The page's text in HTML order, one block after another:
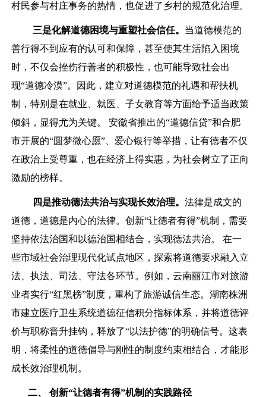
村民参与村庄事务的热情，也促进了乡村的规范化治理。
三是化解道德困境与重塑社会信任。 当道德模范的
善行得不到应有的认可和保障，甚至使其生活陷入困境
时，不仅会挫伤行善者的积极性，也可能导致社会出
现“道德冷漠”。因此，建立对道德模范的礼遇和帮扶机
制，特别是在就业、就医、子女教育等方面给予适当政策
倾斜，显得尤为关键。 安徽省推出的“道德信贷”和合肥
市开展的“圆梦微心愿”、爱心银行等举措，让有德者不仅
在政治上受尊重，也在经济上得实惠，为社会树立了正向
激励的榜样。
四是推动德法共治与实现长效治理。法律是成文的
道德，道德是内心的法律。创新“让德者有得”机制，需要
坚持依法治国和以德治国相结合，实现德法共治。 在一
些市域社会治理现代化试点地区，探索将道德要求融入立
法、执法、司法、守法各环节。例如，云南丽江市对旅游
业者实行“红黑榜”制度，重构了旅游诚信生态。湖南株洲
市建立医疗卫生系统道德征信积分指标体系，并将道德评
价与职称晋升挂钩，释放了“以法护德”的明确信号。这表
明，将柔性的道德倡导与刚性的制度约束相结合，才能形
成长效治理机制。
二、 创新“让德者有得”机制的实践路径